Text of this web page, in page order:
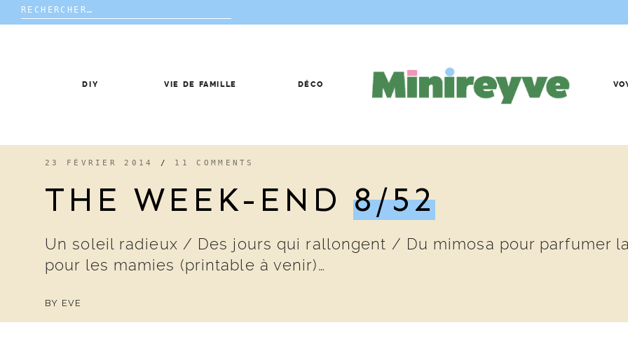
Rechercher :
DIY VIE DE FAMILLE DÉCO
23 FÉVRIER 2014 / 11 COMMENTS
THE WEEK-END8/52
Un soleil radieux / Des jours qui rallongent / Du mimosa pour parfumer
pour les mamies (printable à venir)…
BY EVE